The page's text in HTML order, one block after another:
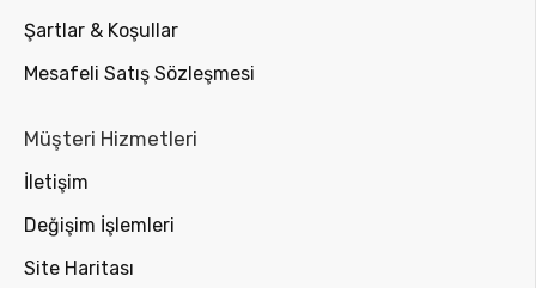
Şartlar & Koşullar
Mesafeli Satış Sözleşmesi
Müşteri Hizmetleri
İletişim
Değişim İşlemleri
Site Haritası